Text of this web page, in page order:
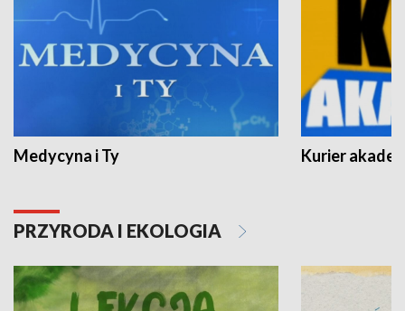
Medycyna i Ty Kurier
PRZYRODA I EKOLOGIA